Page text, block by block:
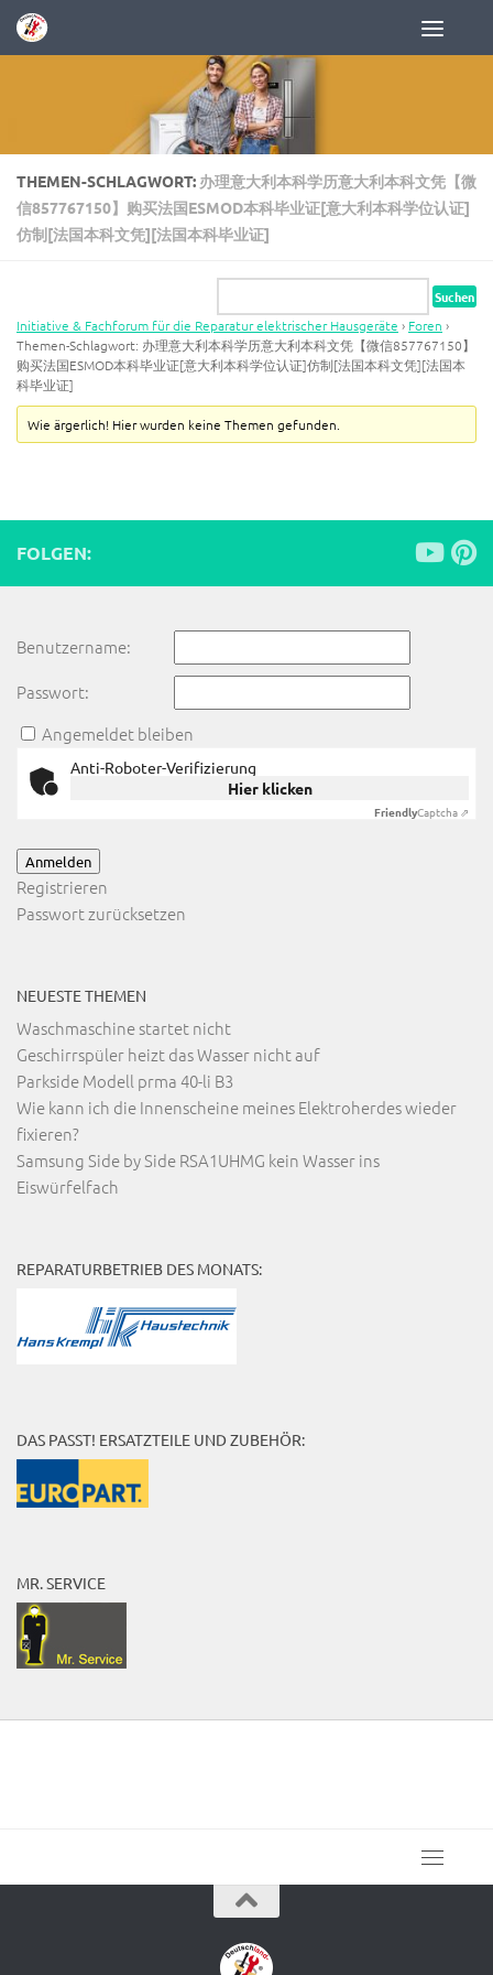
Zum Inhalt springen
THEMEN-SCHLAGWORT: 办理意大利本科学历意大利本科文凭【微
信857767150】购买法国ESMOD本科毕业证[意大利本科学位认证]
仿制[法国本科文凭][法国本科毕业证]
Initiative & Fachforum für die Reparatur elektrischer Hausgeräte › Foren ›
Themen-Schlagwort: 办理意大利本科学历意大利本科文凭【微信857767150】
购买法国ESMOD本科毕业证[意大利本科学位认证]仿制[法国本科文凭][法国本
科毕业证]
Wie ärgerlich! Hier wurden keine Themen gefunden.
FOLGEN:
Benutzername:
Passwort:
Angemeldet bleiben
Anti-Roboter-Verifizierung
Hier klicken
FriendlyCaptcha ⇗
Anmelden
Registrieren
Passwort zurücksetzen
NEUESTE THEMEN
Waschmaschine startet nicht
Geschirrspüler heizt das Wasser nicht auf
Parkside Modell prma 40-li B3
Wie kann ich die Innenscheine meines Elektroherdes wieder
fixieren?
Samsung Side by Side RSA1UHMG kein Wasser ins
Eiswürfelfach
REPARATURBETRIEB DES MONATS:
DAS PASST! ERSATZTEILE UND ZUBEHÖR:
MR. SERVICE